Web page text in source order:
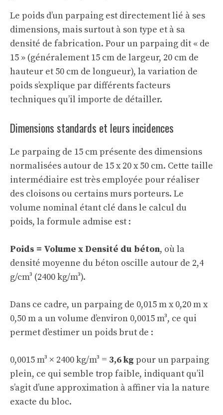
Le poids d’un parpaing est directement lié à ses
dimensions, mais surtout à son type et à sa
densité de fabrication. Pour un parpaing dit « de
15 » (généralement 15 cm de largeur, 20 cm de
hauteur et 50 cm de longueur), la variation de
poids s’explique par différents facteurs
techniques qu’il importe de détailler.
Dimensions standards et leurs incidences
Le parpaing de 15 cm présente des dimensions
normalisées autour de 15 x 20 x 50 cm. Cette taille
intermédiaire est très employée pour réaliser
des cloisons ou certains murs porteurs. Le
volume nominal étant clé dans le calcul du
poids, la formule admise est :
Poids = Volume x Densité du béton, où la
densité moyenne du béton oscille autour de 2,4
g/cm³ (2400 kg/m³).
Dans ce cadre, un parpaing de 0,015 m x 0,20 m x
0,50 m a un volume d’environ 0,0015 m³, ce qui
permet d’estimer un poids brut de :
0,0015 m³ × 2400 kg/m³ = 3,6 kg pour un parpaing
plein, ce qui semble trop faible, indiquant qu’il
s’agit d’une approximation à affiner via la nature
exacte du bloc.